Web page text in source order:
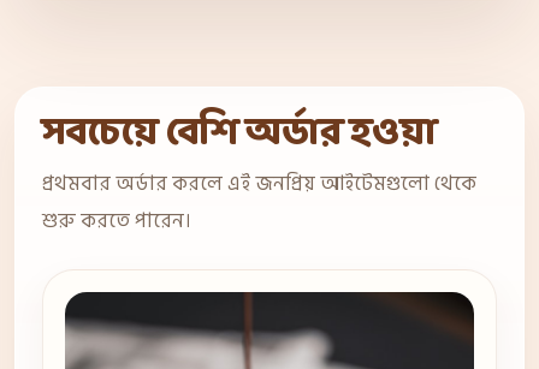
সবচেয়ে বেশি অর্ডার হওয়া
প্রথমবার অর্ডার করলে এই জনপ্রিয় আইটেমগুলো থেকে
শুরু করতে পারেন।